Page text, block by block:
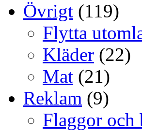
Övrigt (119)
Flytta
Kläder (22)
Mat (21)
Reklam (9)
Flaggor och